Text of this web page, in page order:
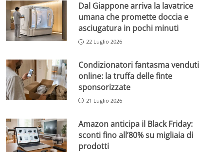
Dal Giappone arriva la lavatrice
umana che promette doccia e
asciugatura in pochi minuti
22 Luglio 2026
Condizionatori fantasma venduti
online: la truffa delle finte
sponsorizzate
21 Luglio 2026
Amazon anticipa il Black Friday:
sconti fino all’80% su migliaia di
prodotti